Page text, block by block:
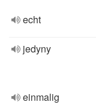
echt
jedyny
einmalig